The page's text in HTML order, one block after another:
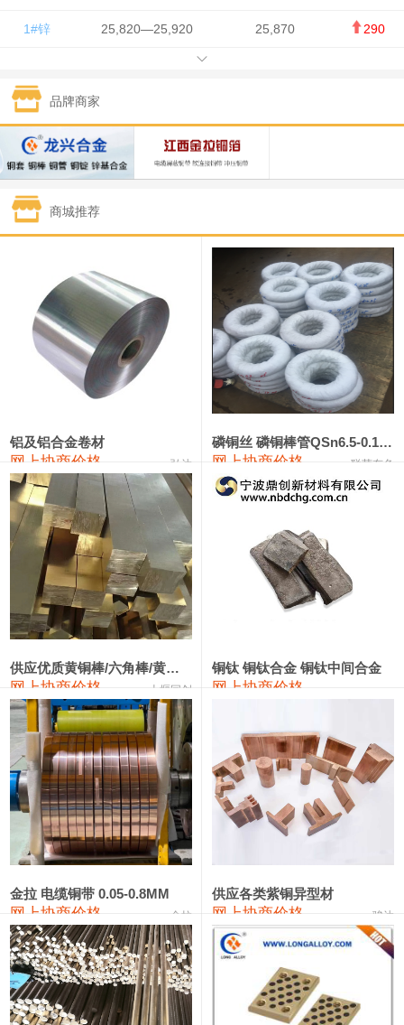
1#锌 25,820—25,920 25,870 290
1#锡 434,000—436,000
1#镍 129,550—130,750
1#白银 15,100—15,110 15,105 -70
钯金
331,000 -10,000
89,000—95,000 92,000 1,000
2#锑 85,000—91,000 88,000 1,000
1#镁 17,000—18,000 17,500 0
18,900—19,100 19,000 100
1#电解锰(99.7%袋装) 18,000—18,200 18,100 100
1#铬 60,000—82,000
553#硅 9,300—9,500
441#硅 9,600—9,800 9,700
3303#硅 10,300—10,500 10,400
2202#硅 14,100—14,300
金属硅3303#-2202# 10,400—14,200 12,300 0
漆包线 111,970—115,970 113,970
磷铜合金 110,800—117,600 114,200 400
无氧铜丝(硬) 109,710—110,010 109,860
R410A专用紫铜管 113,700—113,700
铸造铝合金锭(A380） 26,300—26,500 26,400 100
铝合金ADC12 24,200—24,400 100
铸造铝合金锭(ZL102) 24,300—24,500 24,400
品牌商家
商城推荐
铝及铝合金卷材
网上协商价格 弘达
磷铜丝 磷铜棒管QSn6.5-0.1 7-0.2 8-0.3
网上协商价格 联荣有色
供应优质黄铜棒/六角棒/黄铜方板
网上协商价格 十堰同创
铜钛 铜钛合金 铜钛中间合金
网上协商价格
金拉 电缆铜带 0.05-0.8MM
网上协商价格 金拉
供应各类紫铜异型材
网上协商价格 骏达